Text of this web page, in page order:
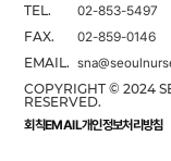
TEL. 02-853-5497
FAX. 02-859-0146
EMAIL.
COPYRIGHT © 2024
RESERVED.
회칙EMAIL개인정보처리방침